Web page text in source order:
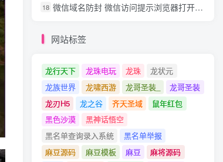
18 微信域名防封 微信访问提示浏览器打开 非微信访问直接打开预防域名被封域名被封包换服务
网站标签
龙行天下 龙珠电玩 龙珠
龙状元
龙族世界
龙啸西游 龙哥圣装_
龙哥圣装
龙刃H5
龙之谷 齐天圣域
鼠年红包
黑色沙漠
黑神话悟空
黑名单查询录入系统
黑名单举报
麻豆源码
麻豆模板 麻豆
麻将源码